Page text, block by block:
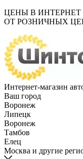
ЦЕНЫ В
ОТ РОЗНИЧНЫХ
Интернет-магазин
Ваш город
Воронеж
Липецк
Воронеж
Тамбов
Елец
Москва и другие